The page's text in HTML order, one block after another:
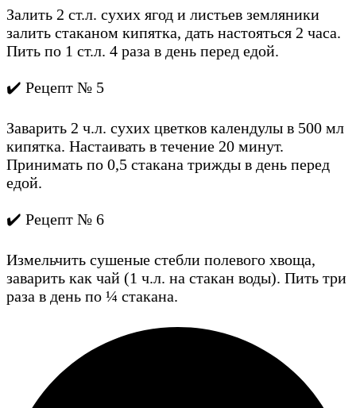
Залить 2 ст.л. сухих ягод и листьев земляники
залить стаканом кипятка, дать настояться 2 часа.
Пить по 1 ст.л. 4 раза в день перед едой.
✔️ Рецепт № 5
Заварить 2 ч.л. сухих цветков календулы в 500 мл
кипятка. Настаивать в течение 20 минут.
Принимать по 0,5 стакана трижды в день перед
едой.
✔️ Рецепт № 6
Измельчить сушеные стебли полевого хвоща,
заварить как чай (1 ч.л. на стакан воды). Пить три
раза в день по ¼ стакана.